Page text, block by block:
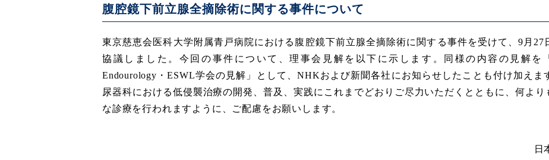
腹腔鏡下前立腺全摘除術に関する事件について
東京慈恵会医科大学附属青戸病院における腹腔鏡下前立腺全摘除術に関する事件を受けて、9月27
協議しました。今回の事件について、理事会見解を以下に示します。同様の内容の見解を
Endourology・ESWL学会の見解」として、NHKおよび新聞各社にお知らせしたことも付け加えま
尿器科における低侵襲治療の開発、普及、実践にこれまでどおりご尽力いただくとともに、何よ
な診療を行われますように、ご配慮をお願いします。
日